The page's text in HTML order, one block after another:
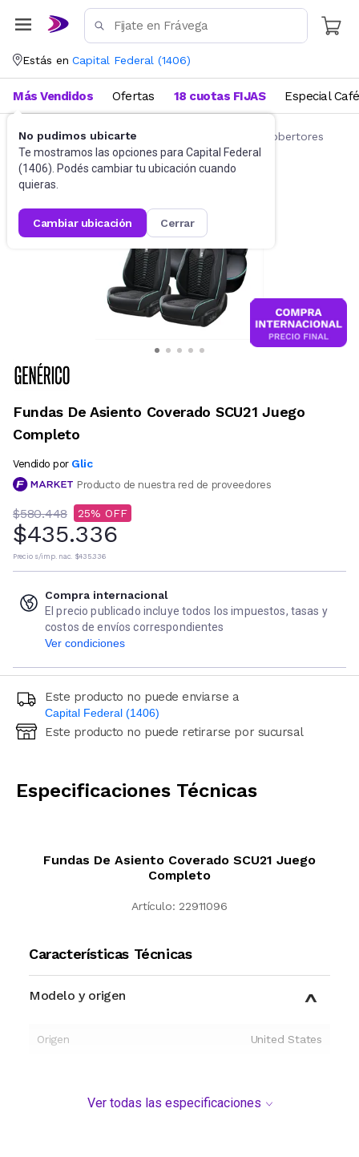
Estás en Capital Federal (1406)
No pudimos ubicarte
Te mostramos las opciones para Capital Federal
(1406). Podés cambiar tu ubicación cuando
quieras.
cambiar ubicación cerrar
Más Vendidos Ofertas 18 cuotas FIJAS Especial Café
Accesorios para autos y motos Fundas y cobertores
Fundas De Asiento Coverado SCU21 Juego
Completo
Vendido por Glic
Producto de nuestra red de proveedores
$580.448 25
$435.336
Precio s/imp. nac. $435.336
Compra internacional
El precio publicado incluye todos los impuestos, tasas y
costos de envíos correspondientes
Ver condiciones
Este producto no puede enviarse a
Capital Federal (1406)
Ingresá código postal (sólo números)
Este producto no puede retirarse por sucursal
Especificaciones Técnicas
Fundas De Asiento Coverado SCU21 Juego
Completo
Artículo: 22911096
Características Técnicas
Modelo y origen
Origen United States
Ver todas las especificaciones